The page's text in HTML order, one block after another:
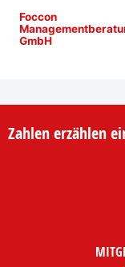
Foccon
GmbH
Zahlen erzählen